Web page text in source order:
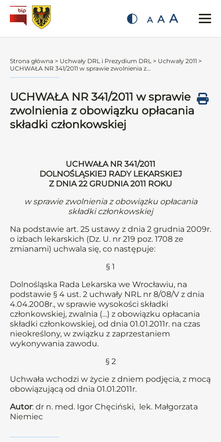
A A A
Strona główna > Uchwały DRL i Prezydium DRL > Uchwały 2011 >
UCHWAŁA NR 341/2011 w sprawie zwolnienia z...
UCHWAŁA NR 341/2011 w sprawie
zwolnienia z obowiązku opłacania
składki członkowskiej
UCHWAŁA NR 341/2011
DOLNOŚLĄSKIEJ RADY LEKARSKIEJ
Z DNIA 22 GRUDNIA 2011 ROKU
w sprawie zwolnienia z obowiązku opłacania
składki członkowskiej
Na podstawie art. 25 ustawy z dnia 2 grudnia 2009r.
o izbach lekarskich (Dz. U. nr 219 poz. 1708 ze
zmianami) uchwala się, co następuje:
§ 1
Dolnośląska Rada Lekarska we Wrocławiu, na
podstawie § 4 ust. 2 uchwały NRL nr 8/08/V z dnia
4.04.2008r., w sprawie wysokości składki
członkowskiej, zwalnia (…) z obowiązku opłacania
składki członkowskiej, od dnia 01.01.2011r. na czas
nieokreślony, w związku z zaprzestaniem
wykonywania zawodu.
§ 2
Uchwała wchodzi w życie z dniem podjęcia, z mocą
obowiązującą od dnia 01.01.2011r.
Autor: dr n. med. Igor Chęciński, lek. Małgorzata
Niemiec